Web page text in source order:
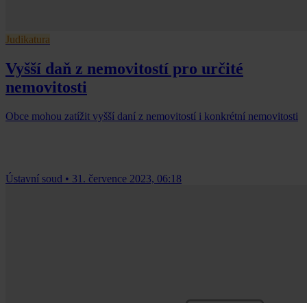
Judikatura
Vyšší daň z nemovitostí pro určité
nemovitosti
Obce mohou zatížit vyšší daní z nemovitostí i konkrétní nemovitosti
Ústavní soud • 31. července 2023, 06:18